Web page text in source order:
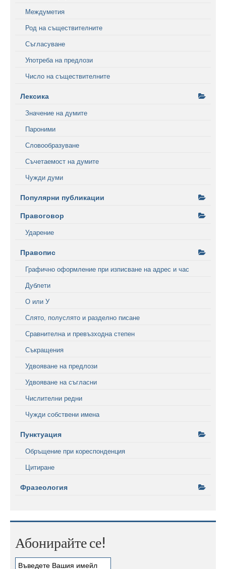
Междуметия
Род на съществителните
Съгласуване
Употреба на предлози
Число на съществителните
Лексика
Значение на думите
Пароними
Словообразуване
Съчетаемост на думите
Чужди думи
Популярни публикации
Правоговор
Ударение
Правопис
Графично оформление при изписване на адрес и час
Дублети
О или У
Слято, полуслято и разделно писане
Сравнителна и превъзходна степен
Съкращения
Удвояване на предлози
Удвояване на съгласни
Числителни редни
Чужди собствени имена
Пунктуация
Обръщение при кореспонденция
Цитиране
Фразеология
Абонирайте се!